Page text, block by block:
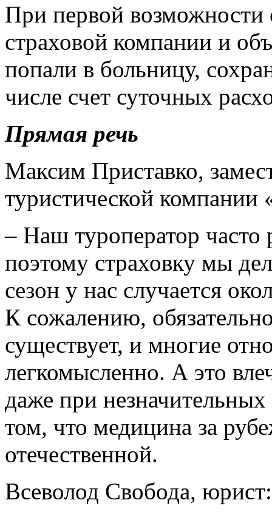
При первой возможности
страховой компании и
попали в больницу,
числе счет суточных
Прямая речь
Максим Приставко,
туристической компании
– Наш туроператор часто
поэтому страховку мы
сезон у нас случается
К сожалению,
существует, и многие
легкомысленно. А это
даже при
том, что медицина за
отечественной.
Всеволод Свобода, юрист: